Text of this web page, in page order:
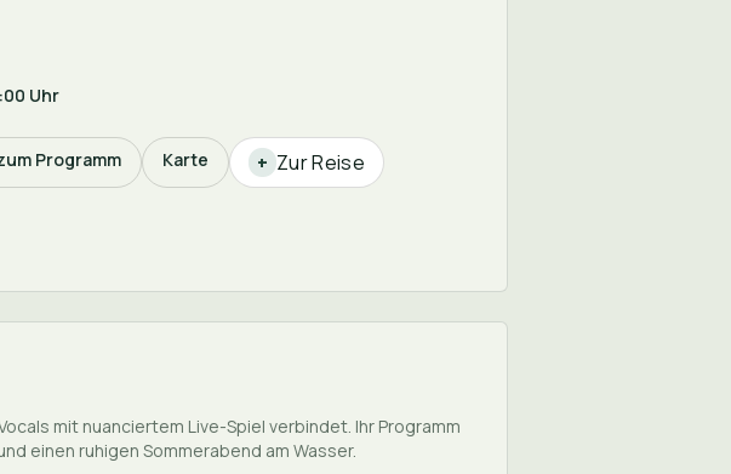
Uhr
Programm Karte + Zur Reise
mit nuanciertem Live-Spiel verbindet. Ihr Programm
einen ruhigen Sommerabend am Wasser.